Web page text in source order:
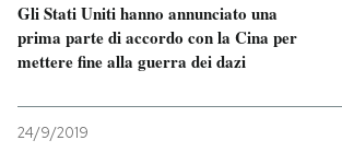
AREA PERSONALE
Gli Stati Uniti hanno annunciato una
prima parte di accordo con la Cina per
mettere fine alla guerra dei dazi
24/9/2019